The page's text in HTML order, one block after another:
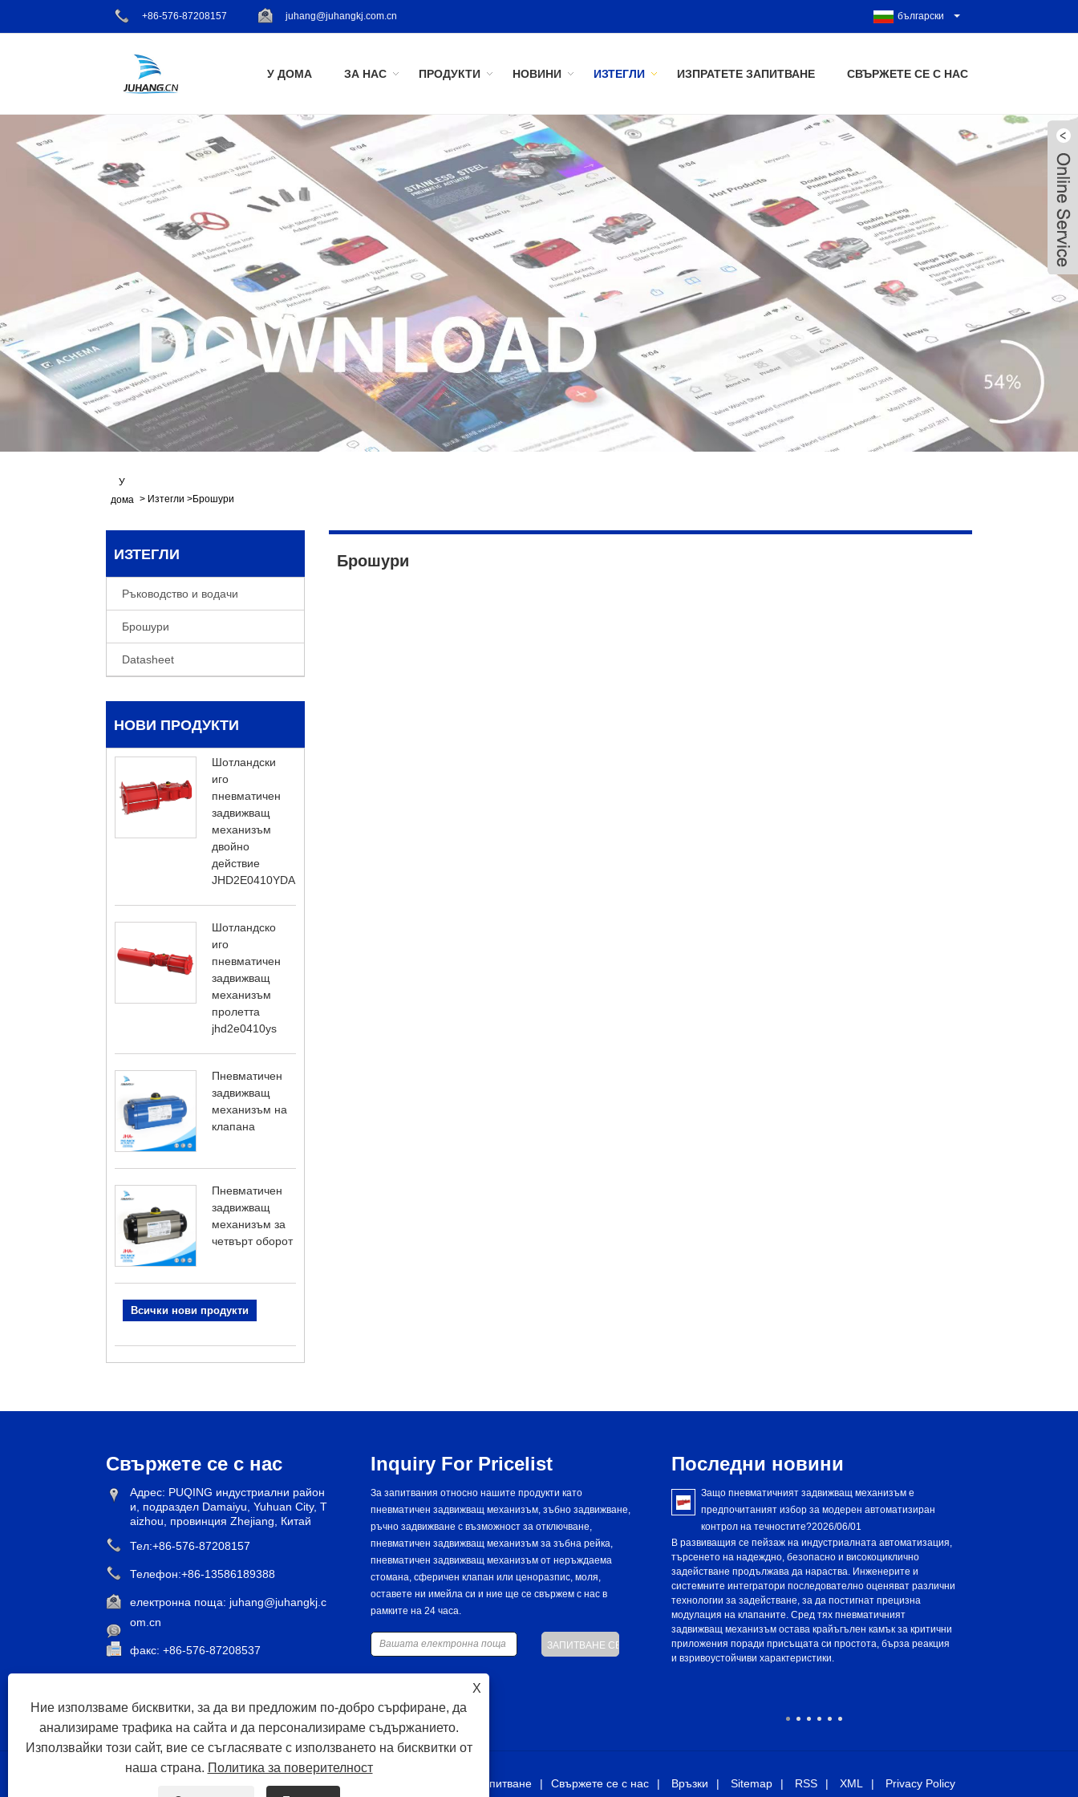
+86-576-87208157 juhang@juhangkj.com.cn български
У ДОМА ЗА НАС ПРОДУКТИ НОВИНИ ИЗТЕГЛИ ИЗПРАТЕТЕ ЗАПИТВАНЕ СВЪРЖЕТЕ СЕ С НАС
У
дома > Изтегли >Брошури
ИЗТЕГЛИ
Ръководство и водачи
Брошури
Datasheet
НОВИ ПРОДУКТИ
Шотландски
иго
пневматичен
задвижващ
механизъм
двойно
действие
JHD2E0410YDA
Шотландско
иго
пневматичен
задвижващ
механизъм
пролетта
jhd2e0410ys
Пневматичен
задвижващ
механизъм на
клапана
Пневматичен
задвижващ
механизъм за
четвърт оборот
Всички нови продукти
Брошури
X
Ние използваме бисквитки, за да ви предложим по-добро сърфиране, да
анализираме трафика на сайта и да персонализираме съдържанието.
Използвайки този сайт, вие се съгласявате с използването на бисквитки от
наша страна. Политика за поверителност
Свържете се с нас
Адрес: PUQING индустриални район
и, подраздел Damaiyu, Yuhuan City, T
aizhou, провинция Zhejiang, Китай
Тел:+86-576-87208157
Телефон:+86-13586189388
електронна поща: juhang@juhangkj.c
om.cn
факс: +86-576-87208537
Inquiry For Pricelist
За запитвания относно нашите продукти като
пневматичен задвижващ механизъм, зъбно задвижване,
ръчно задвижване с възможност за отключване,
пневматичен задвижващ механизъм за зъбна рейка,
пневматичен задвижващ механизъм от неръждаема
стомана, сферичен клапан или ценоразпис, моля,
оставете ни имейла си и ние ще се свържем с нас в
рамките на 24 часа.
Последни новини
Какво е задвижващ механизъм тип съединител?
2024/08/24
Задвижващ механизъм тип съединител е устройство,
използвано за управление на работата на съединител. Той
прекъсва мощността. Задвижващите механизми от типа на
съединителя играят важна роля в различни механични
системи и системи на превозни средства, особено в
предаването на мощността.
Защо пневматичният задвижващ механизъм е
предпочитаният избор за модерен автоматизиран
контрол на течностите?2026/06/01
В развиващия се пейзаж на индустриалната автоматизация,
търсенето на надеждно, безопасно и високоциклично
задействане продължава да нараства. Инженерите и
системните интегратори последователно оценяват различни
технологии за задействане, за да постигнат прецизна
модулация на клапаните. Сред тях пневматичният
задвижващ механизъм остава крайъгълен камък за критични
приложения поради присъщата си простота, бърза реакция
и взривоустойчиви характеристики.
Продукти Новини Изпратете запитване Свържете се с нас Връзки Sitemap RSS XML Privacy Policy